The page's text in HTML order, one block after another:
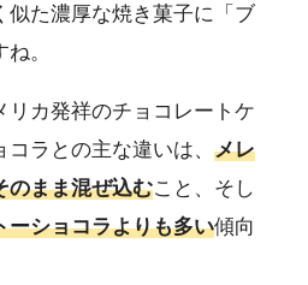
似た濃厚な焼き菓子に「ブ
。
リカ発祥のチョコレートケ
ラとの主な違いは、 メレ
のまま混ぜ込むこと、そし
ーショコラよりも多い傾向